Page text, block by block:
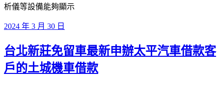
析儀等設備能夠顯示
發
於
2024 年 3 月 30 日
台北新莊免留車最新申辦太平汽車借款客
戶的土城機車借款